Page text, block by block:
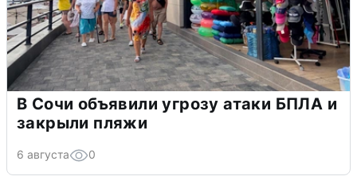
В Сочи объявили угрозу атаки БПЛА и
закрыли пляжи
6 августа 0